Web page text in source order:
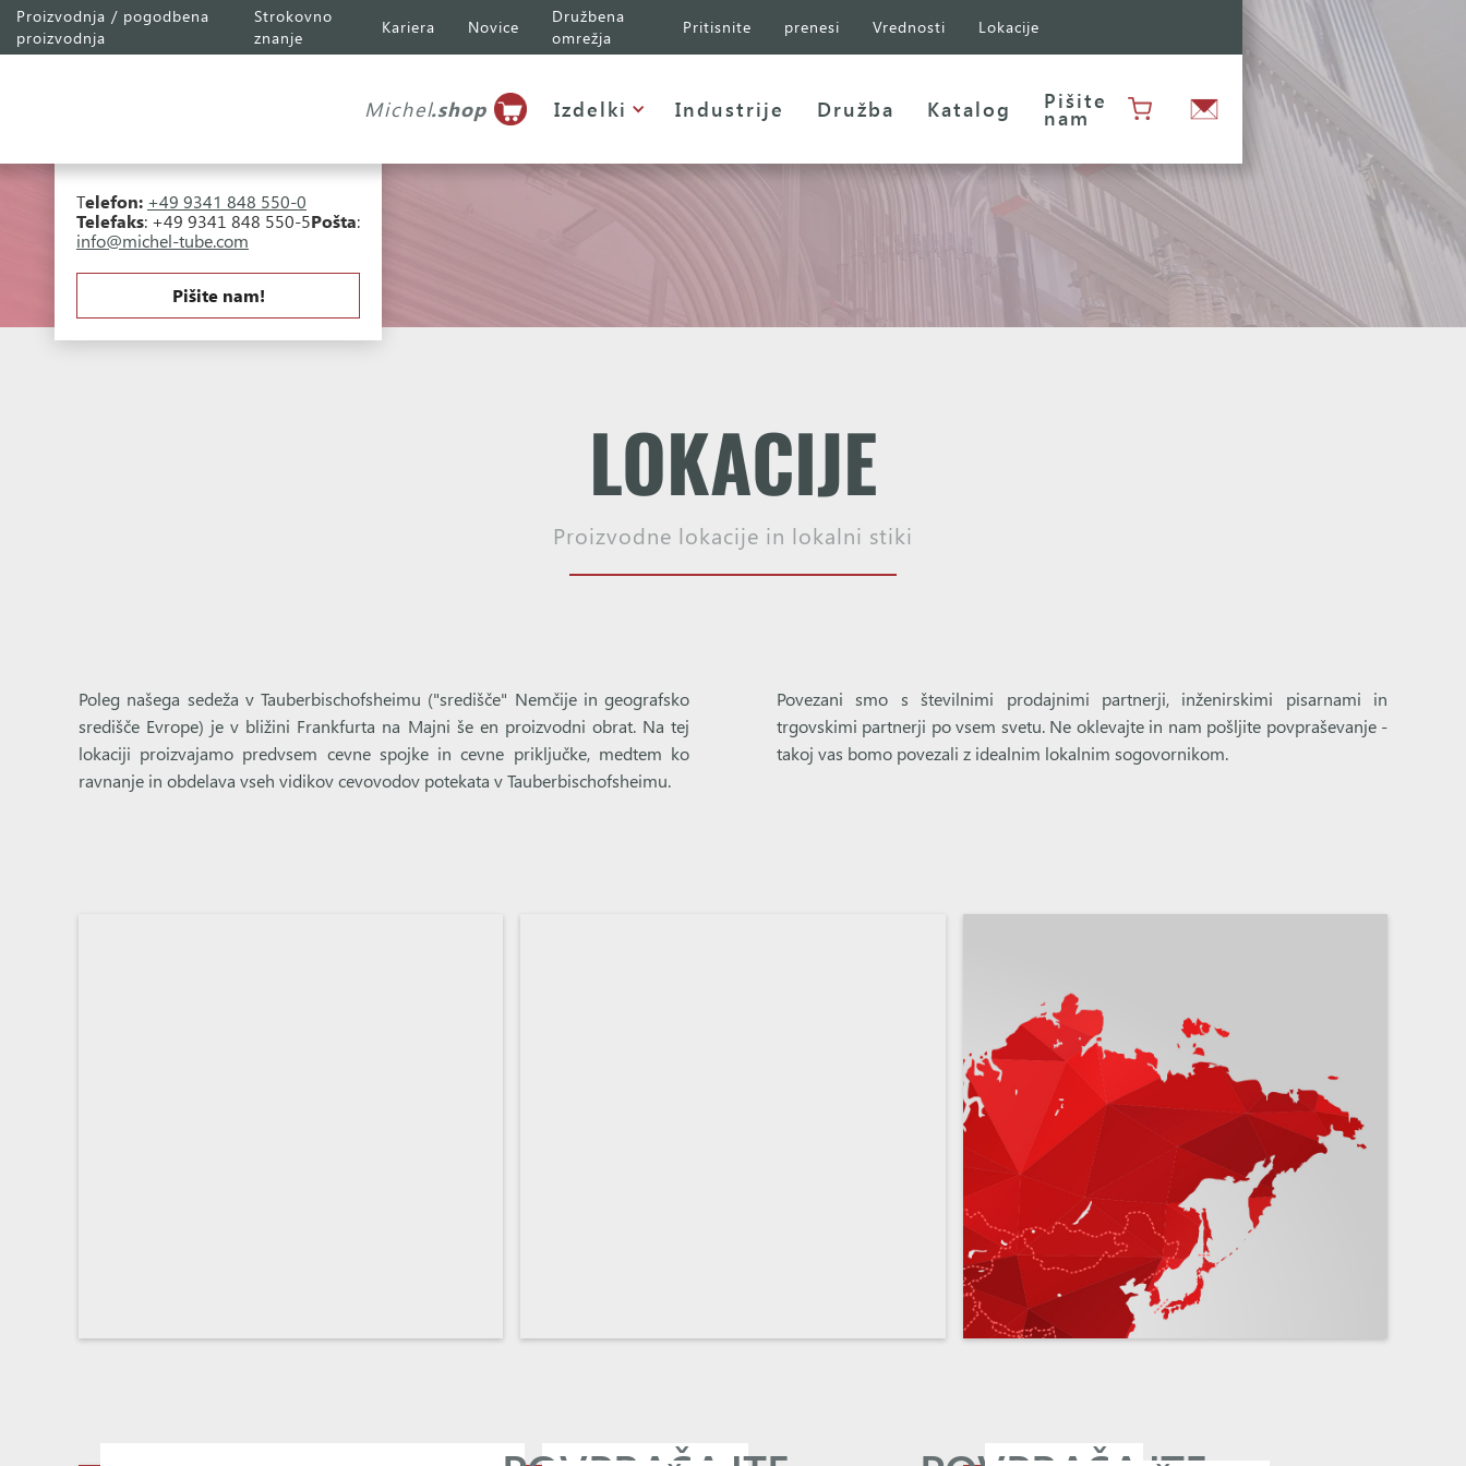
Michel Tube
Engineering GmbH
Telefon: +49 9341 848 550-0
Telefaks: +49 9341 848 550-5Pošta:
info@michel-tube.com
Pišite nam!
Proizvodnja / pogodbena
proizvodnja
Strokovno
znanje
Kariera Novice
Družbena
omrežja
Pritisnite prenesi Vrednosti Lokacije
Michel.shop Izdelki Industrije Družba Katalog Pišite
nam
LOKACIJE
Proizvodne lokacije in lokalni stiki
Poleg našega sedeža v Tauberbischofsheimu ("središče" Nemčije in geografsko
središče Evrope) je v bližini Frankfurta na Majni še en proizvodni obrat. Na tej
lokaciji proizvajamo predvsem cevne spojke in cevne priključke, medtem ko
ravnanje in obdelava vseh vidikov cevovodov potekata v Tauberbischofsheimu.
Povezani smo s številnimi prodajnimi partnerji, inženirskimi pisarnami in
trgovskimi partnerji po vsem svetu. Ne oklevajte in nam pošljite povpraševanje -
takoj vas bomo povezali z idealnim lokalnim sogovornikom.